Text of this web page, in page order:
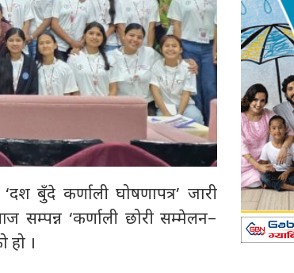
बुँदे कर्णाली घोषणापत्र’ जारी
सम्पन्न ‘कर्णाली छोरी सम्मेलन–
हो ।